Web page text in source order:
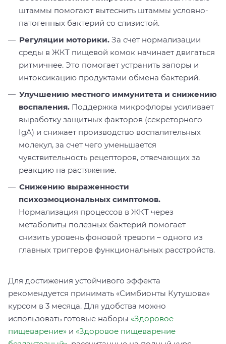
штаммы помогают вытеснить штаммы условно-
патогенных бактерий со слизистой.
Регуляции моторики. За счет нормализации
среды в ЖКТ пищевой комок начинает двигаться
ритмичнее. Это помогает устранить запоры и
интоксикацию продуктами обмена бактерий.
Улучшению местного иммунитета и снижению
воспаления. Поддержка микрофлоры усиливает
выработку защитных факторов (секреторного
IgA) и снижает производство воспалительных
молекул, за счет чего уменьшается
чувствительность рецепторов, отвечающих за
реакцию на растяжение.
Снижению выраженности
психоэмоциональных симптомов.
Нормализация процессов в ЖКТ через
метаболиты полезных бактерий помогает
снизить уровень фоновой тревоги – одного из
главных триггеров функциональных расстройств.
Для достижения устойчивого эффекта
рекомендуется принимать «Симбионты Кутушова»
курсом в 3 месяца. Для удобства можно
использовать готовые наборы «Здоровое
пищеварение» и «Здоровое пищеварение